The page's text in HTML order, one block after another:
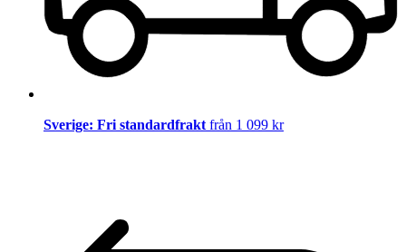
Sverige: Fri standardfrakt från 1 099 kr